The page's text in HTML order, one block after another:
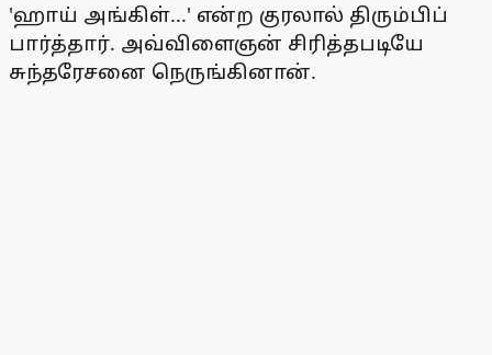
'ஹாய் அங்கிள்...' என்ற குரலால் திரும்பிப்
பார்த்தார். அவ்விளைஞன் சிரித்தபடியே
சுந்தரேசனை நெருங்கினான்.